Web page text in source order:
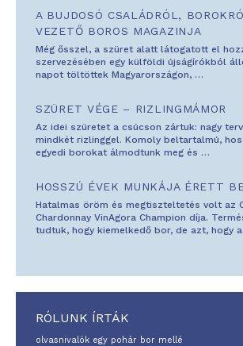
A BUJDOSÓ CSALÁDRÓL,
VEZETŐ BOROS MAGAZINJA
Még ősszel, a szüret alatt látogatott el
szervezésében egy külföldi újságírókból
napot töltöttek Magyarországon, …
SZÜRET VÉGE – RIZLINGMÁMOR
Az idei szüretet a csúcson zártuk: nagy
mindkét rizlinggel. Komoly beltartalmú,
egyedi borokat álmodtunk meg és …
HOSSZÚ ÉVEK MUNKÁJA ÉRETT
Hatalmas öröm és megtiszteltetés volt az
Chardonnay VinAgora Champion díja.
tudtuk, hogy kiemelkedő bor, de azt, hogy
RÓLUNK ÍRTÁK
olvasnivalók egy pohár bor mellé